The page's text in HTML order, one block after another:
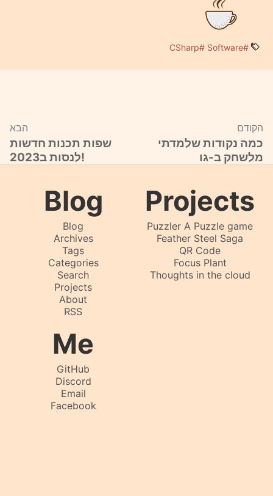
#Software
#CSharp
הבא
שפות תכנות חדשות
לנסות ב2023!
הקודם
כמה נקודות שלמדתי
מלשחק ב-גו
Blog
Blog
Archives
Tags
Categories
Search
Projects
About
RSS
Projects
Puzzler A Puzzle game
Feather Steel Saga
QR Code
Focus Plant
Thoughts in the cloud
Me
GitHub
Discord
Email
Facebook